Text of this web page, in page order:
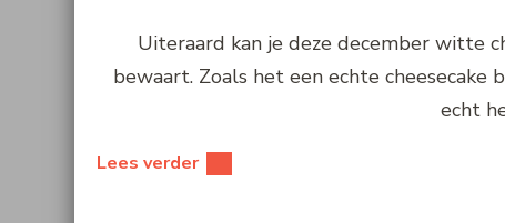
Uiteraard kan je deze december witte
bewaart. Zoals het een echte
echt
Lees verder